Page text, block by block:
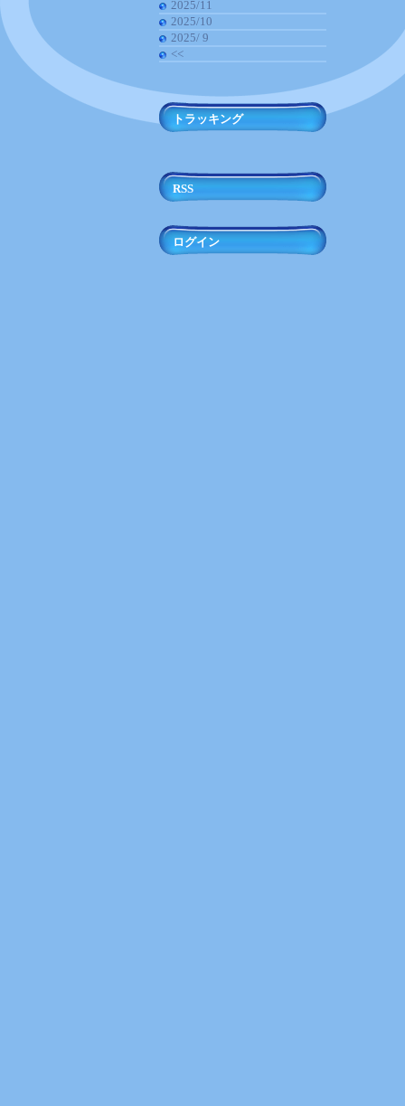
2025/11
2025/10
2025/ 9
<<
トラッキング
RSS
ログイン